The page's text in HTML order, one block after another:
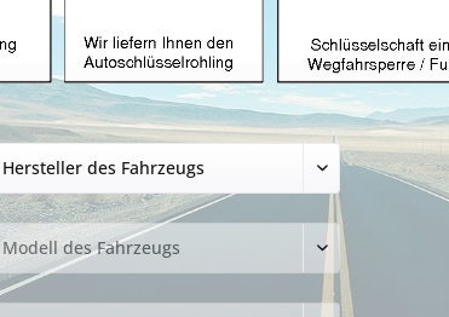
mit VA2
10,99 € *
inkl. MwSt.zzgl. Versandkosten
Lieferzeit ca. 1-3 Werktage